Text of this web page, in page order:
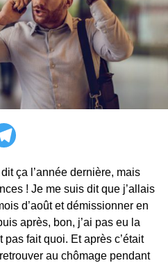
ça l’année dernière, mais
! Je me suis dit que j’allais
d’août et démissionner en
après, bon, j’ai pas eu la
pas fait quoi. Et après c’était
au chômage pendant